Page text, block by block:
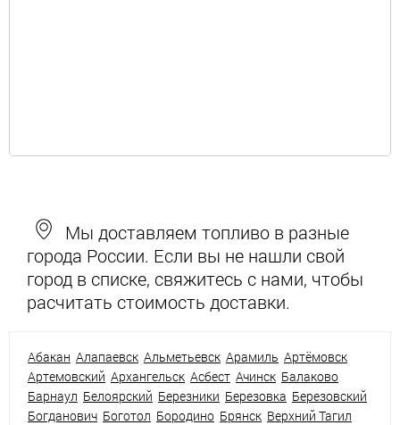
Мы доставляем топливо в разные
города России. Если вы не нашли свой
город в списке, свяжитесь с нами, чтобы
расчитать стоимость доставки.
Абакан Алапаевск Альметьевск Арамиль Артёмовск
Артемовский Архангельск Асбест Ачинск Балаково
Барнаул Белоярский Березники Березовка Березовский
Богданович Боготол Бородино Брянск Верхний Тагил